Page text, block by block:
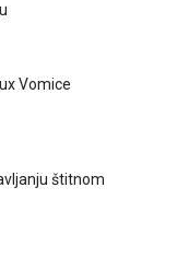
Vomice
štitnom